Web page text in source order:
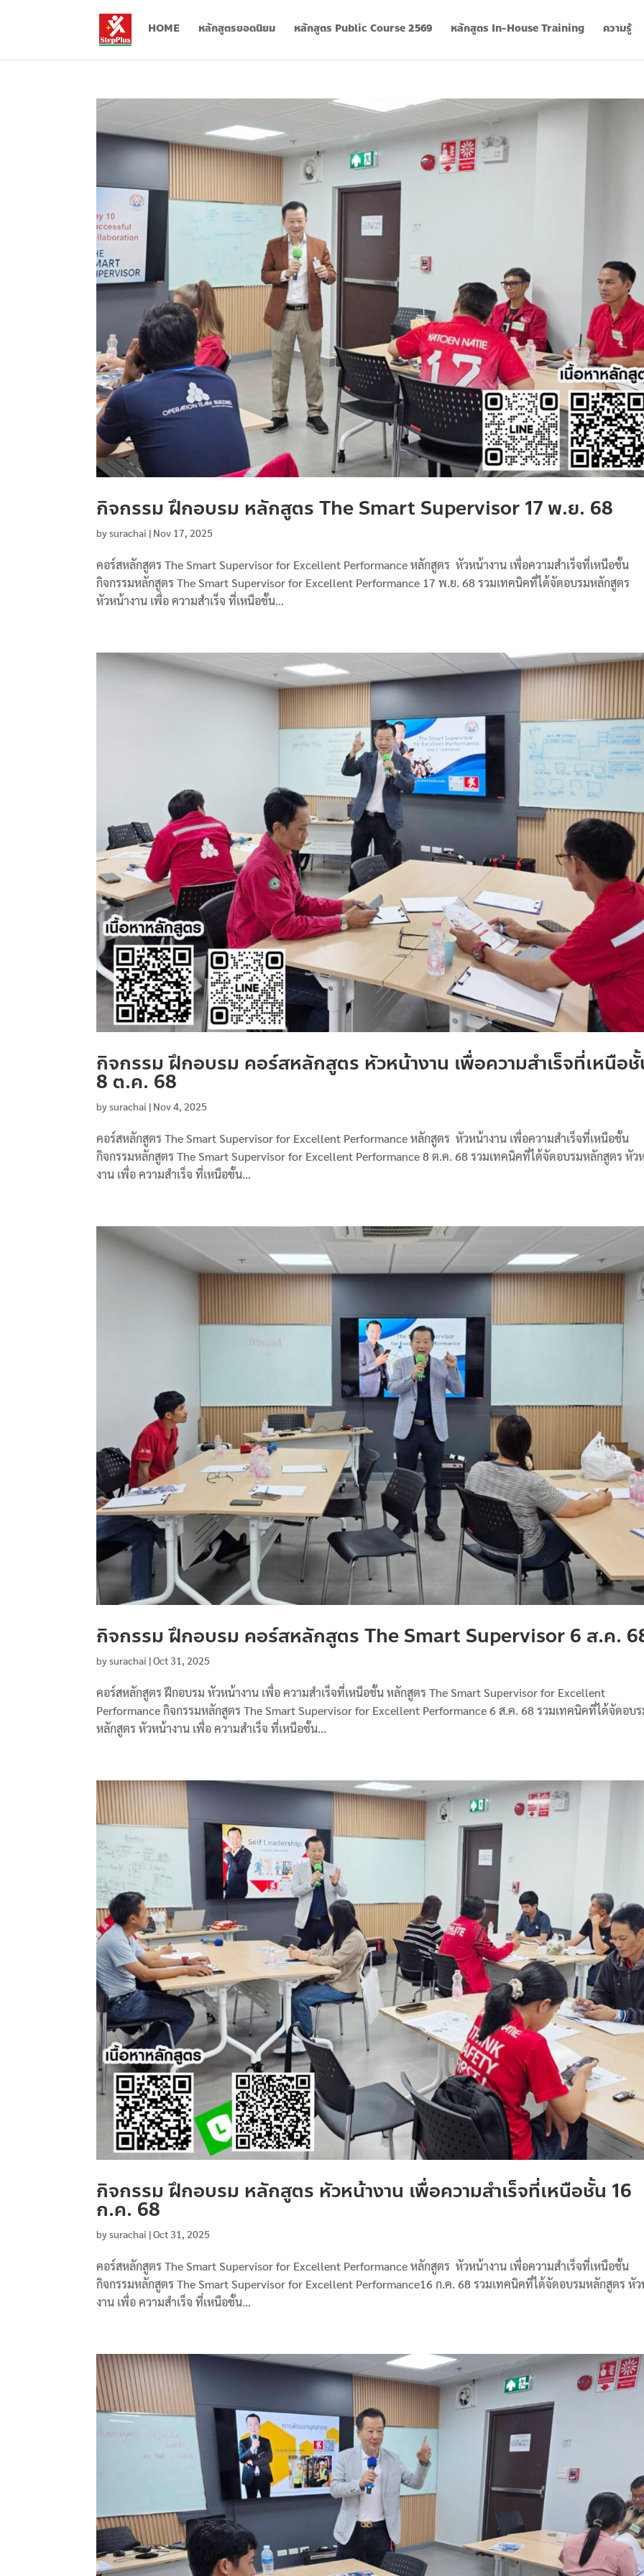
HOME หลักสูตรยอดนิยม หลักสูตร Public Course 2569 หลักสูตร In-House Training ความรู้
กิจกรรม ฝึกอบรม หลักสูตร The Smart Supervisor 17 พ.ย. 68
bysurachai | Nov 17, 2025
คอร์สหลักสูตร The Smart Supervisor for Excellent Performance หลักสูตร หัวหน้างาน เพื่อความสำเร็จที่เหนือชั้น​
กิจกรรมหลักสูตร The Smart Supervisor for Excellent Performance 17 พ.ย. 68 รวมเทคนิคที่ได้จัดอบรมหลักสูตร
หัวหน้างาน เพื่อ ความสำเร็จ ที่เหนือชั้น...
กิจกรรม ฝึกอบรม คอร์สหลักสูตร หัวหน้างาน เพื่อความสำเร็จที่เหนือ
8 ต.ค. 68
bysurachai | Nov 4, 2025
คอร์สหลักสูตร The Smart Supervisor for Excellent Performance หลักสูตร หัวหน้างาน เพื่อความสำเร็จที่เหนือชั้น​
กิจกรรมหลักสูตร The Smart Supervisor for Excellent Performance 8 ต.ค. 68 รวมเทคนิคที่ได้จัดอบรมหลักสูตร หัว
งาน เพื่อ ความสำเร็จ ที่เหนือชั้น...
กิจกรรม ฝึกอบรม คอร์สหลักสูตร The Smart Supervisor 6 ส.ค.
bysurachai |Oct 31, 2025
คอร์สหลักสูตร ฝึกอบรม หัวหน้างาน เพื่อ ความสำเร็จที่เหนือชั้น หลักสูตร The Smart Supervisor for Excellent
Performance กิจกรรมหลักสูตร The Smart Supervisor for Excellent Performance 6 ส.ค. 68 รวมเทคนิคที่ได้จัดอบ
หลักสูตร หัวหน้างาน เพื่อ ความสำเร็จ ที่เหนือชั้น...
กิจกรรม ฝึกอบรม หลักสูตร หัวหน้างาน เพื่อความสำเร็จที่เหนือชั้น 16
ก.ค. 68
bysurachai |Oct 31, 2025
คอร์สหลักสูตร The Smart Supervisor for Excellent Performance หลักสูตร หัวหน้างาน เพื่อความสำเร็จที่เหนือชั้น​
กิจกรรมหลักสูตร The Smart Supervisor for Excellent Performance16 ก.ค. 68 รวมเทคนิคที่ได้จัดอบรมหลักสูตร หั
งาน เพื่อ ความสำเร็จ ที่เหนือชั้น...